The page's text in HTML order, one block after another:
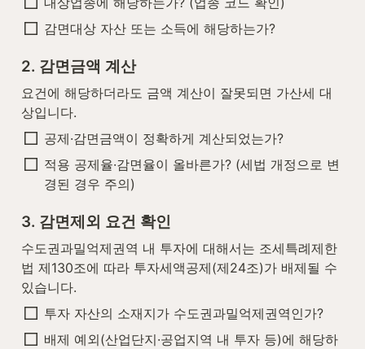
감면대상 자산 또는 소득에 해당하는가?
2. 감면금액 계산
요건에 해당하더라도 금액 계산이 잘못되면 가산세 대
상입니다.
공제·감면금액이 정확하게 계산되었는가?
적용 공제율·감면율이 올바른가? (세법 개정으로 변
경된 경우 주의)
3. 감면제외 요건 확인
수도권과밀억제권역 내 투자에 대해서는 조세특례제한
법 제130조에 따라 투자세액공제(제24조)가 배제될 수
있습니다.
투자 자산의 소재지가 수도권과밀억제권역인가?
배제 예외(산업단지·공업지역 내 투자 등)에 해당하